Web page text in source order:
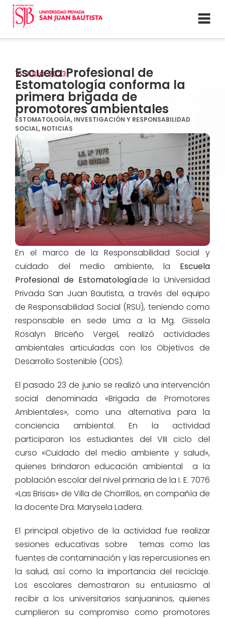
16 JULIO 2023
Escuela Profesional de
Estomatología conforma la
primera brigada de
promotores ambientales
ESTOMATOLOGÍA, INVESTIGACIÓN Y RESPONSABILIDAD
SOCIAL, NOTICIAS
En el marco de la Responsabilidad Social y
cuidado del medio ambiente, la Escuela
Profesional de Estomatologíade la Universidad
Privada San Juan Bautista, a través del equipo
de Responsabilidad Social (RSU), teniendo como
responsable en sede Lima a la Mg. Gissela
Rosalyn Briceño Vergel, realizó actividades
ambientales articuladas con los Objetivos de
Desarrollo Sostenible (ODS).
El pasado 23 de junio se realizó una intervención
social denominada «Brigada de Promotores
Ambientales», como una alternativa para la
conciencia ambiental. En la actividad
participaron los estudiantes del VIII ciclo del
curso «Cuidado del medio ambiente y salud»,
quienes brindaron educación ambiental a la
población escolar del nivel primaria de la I. E. 7076
«Las Brisas» de Villa de Chorrillos, en compañía de
la docente Dra. Marysela Ladera.
El principal objetivo de la actividad fue realizar
sesiones educativas sobre temas como las
fuentes de contaminación y las repercusiones en
la salud, así como la importancia del reciclaje.
Los escolares demostraron su entusiasmo al
recibir a los universitarios sanjuaninos, quienes
cumplieron su compromiso como promotores